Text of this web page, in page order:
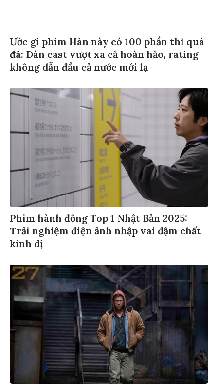
Ước gì phim Hàn này có 100 phần thì quá
đã: Dàn cast vượt xa cả hoàn hảo, rating
không dẫn đầu cả nước mới lạ
Phim hành động Top 1 Nhật Bản 2025:
Trải nghiệm điện ảnh nhập vai đậm chất
kinh dị